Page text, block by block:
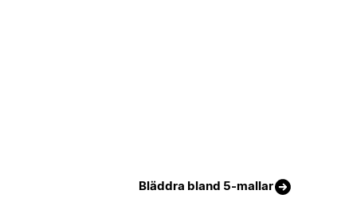
Bläddra bland 5-mallar